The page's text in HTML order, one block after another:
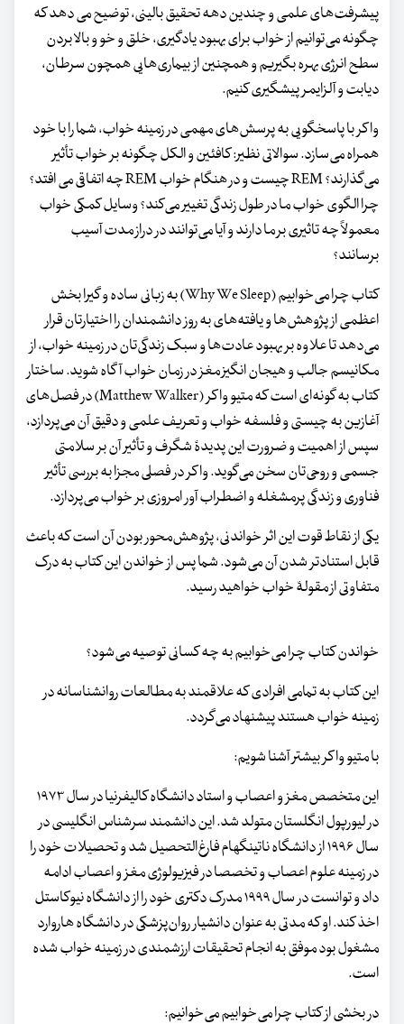
پیشرفت‌‎های علمی و چندین دهه تحقیق بالینی، توضیح می دهد که
چگونه می‌توانیم از خواب برای بهبود یادگیری، خلق و خو و بالا بردن
سطح انرژی بهره بگیریم و همچنین از بیماری‌هایی همچون سرطان،
دیابت و آلزایمر پیشگیری کنیم.
واکر با پاسخگویی به پرسش‌های مهمی در زمینه خواب، شما را با خود
همراه می‌سازد. سوالاتی نظیر: کافئین و الکل چگونه بر خواب تأثیر
می‌گذارند؟ REM چیست و در هنگام خواب REM چه اتفاقی می افتد؟
چرا الگوی خواب ما در طول زندگی تغییر می‌کند؟ وسایل کمکی خواب
معمولاً چه تاثیری بر ما دارند و آیا می‌توانند در دراز مدت آسیب
برسانند؟
کتاب چرا می‌خوابیم (Why We Sleep) به زبانی ساده و گیرا بخش
اعظمی از پژوهش‌ها و یافته‌های به روز دانشمندان را اختیارتان قرار
می‌دهد تا علاوه بر بهبود عادت‌ها و سبک زندگی‌تان در زمینه خواب، از
مکانیسم جالب و هیجان انگیز مغز در زمان خواب آگاه شوید. ساختار
کتاب به گونه‌ای است که متیو واکر (Matthew Walker) در فصل‌های
آغازین به چیستی و فلسفه خواب و تعریف علمی و دقیق آن می‌پردازد،
سپس از اهمیت و ضرورت این پدیدۀ شگرف و تأثیر آن بر سلامتی
جسمی و روحی‌تان سخن می‌گوید. واکر در فصلی مجزا به بررسی تأثیر
فناوری و زندگی پرمشغله و اضطراب آور امروزی بر خواب می‌پردازد.
یکی از نقاط قوت این اثر خواندنی، پژوهش‌محور بودن آن است که باعث
قابل استنادتر شدن آن می‌شود. شما پس از خواندن این کتاب به درک
متفاوتی از مقولۀ خواب خواهید رسید.
خواندن کتاب چرا می‌خوابیم به چه کسانی توصیه می‌شود؟
این کتاب به تمامی افرادی که علاقمند به مطالعات روانشناسانه در
زمینه خواب هستند پیشنهاد می‌گردد.
با متیو واکر بیشتر آشنا شویم:
این متخصص مغز و اعصاب و استاد دانشگاه کالیفرنیا در سال ۱۹۷۳
در لیورپول انگلستان متولد شد. این دانشمند سرشناس انگلیسی در
سال ۱۹۹۶ از دانشگاه ناتینگهام فارغ‌التحصیل شد و تحصیلات خود را
در زمینه علوم اعصاب و تخصصا در فیزیولوژی مغز و اعصاب ادامه
داد و توانست در سال ۱۹۹۹ مدرک دکتری خود را از دانشگاه نیوکاستل
اخذ کند. او که مدتی به عنوان دانشیار روان‌پزشکی در دانشگاه هاروارد
مشغول بود موفق به انجام تحقیقات ارزشمندی در زمینه خواب شده
است.
در بخشی از کتاب چرا می‌خوابیم می‌خوانیم: